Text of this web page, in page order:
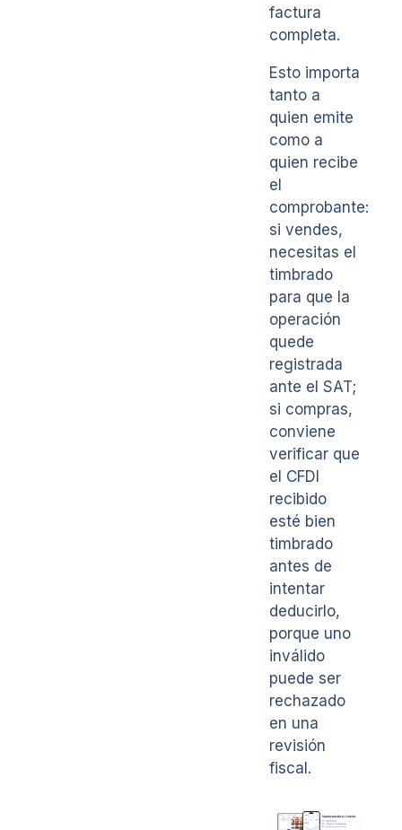
factura
completa.
Esto importa
tanto a
quien emite
como a
quien recibe
el
comprobante:
si vendes,
necesitas el
timbrado
para que la
operación
quede
registrada
ante el SAT;
si compras,
conviene
verificar que
el CFDI
recibido
esté bien
timbrado
antes de
intentar
deducirlo,
porque uno
inválido
puede ser
rechazado
en una
revisión
fiscal.